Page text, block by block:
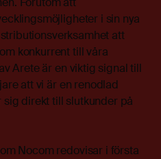
i sin nya
att
konkurrent till våra
Arete är en viktig signal till
att vi är en renodlad
direkt till slutkunder på
Nocom redovisar i första